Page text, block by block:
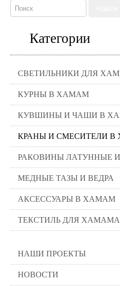
Категории
СВЕТИЛЬНИКИ ДЛЯ
КУРНЫ В ХАМАМ
КУВШИНЫ И ЧАШИ В
КРАНЫ И СМЕСИТЕЛИ
РАКОВИНЫ ЛАТУННЫЕ
МЕДНЫЕ ТАЗЫ И ВЕДРА
АКСЕССУАРЫ В ХАМАМ
ТЕКСТИЛЬ ДЛЯ ХАМАМА
НАШИ ПРОЕКТЫ
НОВОСТИ